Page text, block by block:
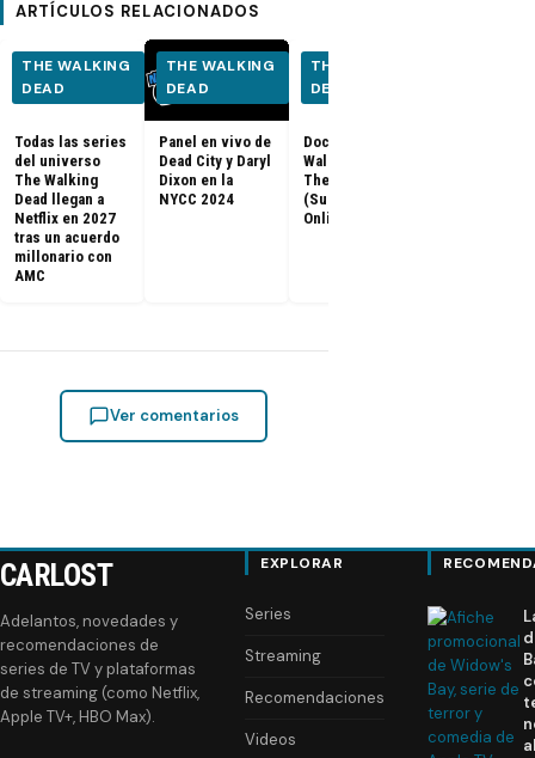
ARTÍCULOS RELACIONADOS
THE WALKING
DEAD
Todas las series
del universo
The Walking
Dead llegan a
Netflix en 2027
tras un acuerdo
millonario con
AMC
THE WALKING
DEAD
Panel en vivo de
Dead City y Daryl
Dixon en la
NYCC 2024
THE WALKING
DEAD
Documental The
Walking Dead:
The Return
(Subtitulado
Online)
Ver comentarios
CARLOST
Adelantos, novedades y
recomendaciones de
series de TV y plataformas
de streaming (como Netflix,
Apple TV+, HBO Max).
EXPLORAR
Series
Streaming
Recomendaciones
Videos